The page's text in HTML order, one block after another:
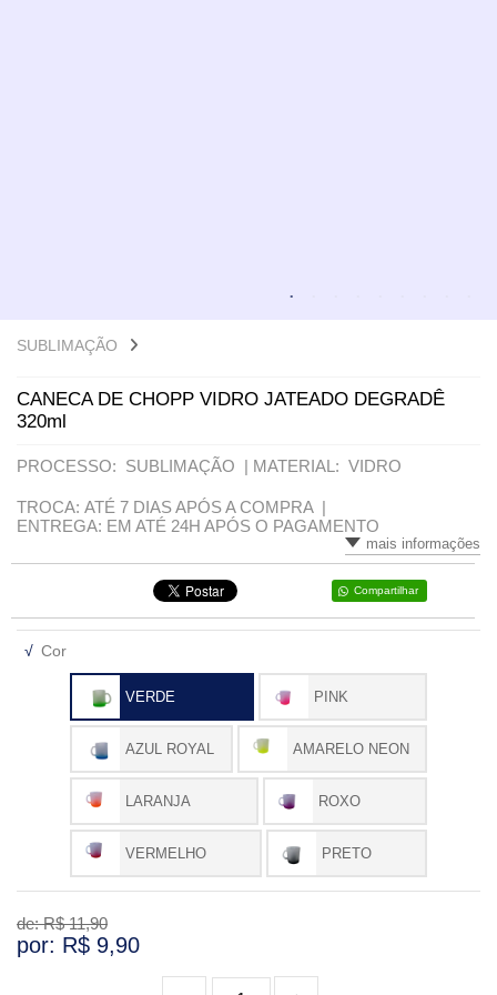
SUBLIMAÇÃO
CANECA DE CHOPP VIDRO JATEADO DEGRADÊ
320ml
PROCESSO: SUBLIMAÇÃO | MATERIAL: VIDRO
TROCA: ATÉ 7 DIAS APÓS A COMPRA |
ENTREGA: EM ATÉ 24H APÓS O PAGAMENTO
mais informações
Compartilhar
√ Cor
VERDE PINK
AZUL ROYAL AMARELO NEON
LARANJA ROXO
VERMELHO PRETO
de: R$11,90
por: R$ 9,90